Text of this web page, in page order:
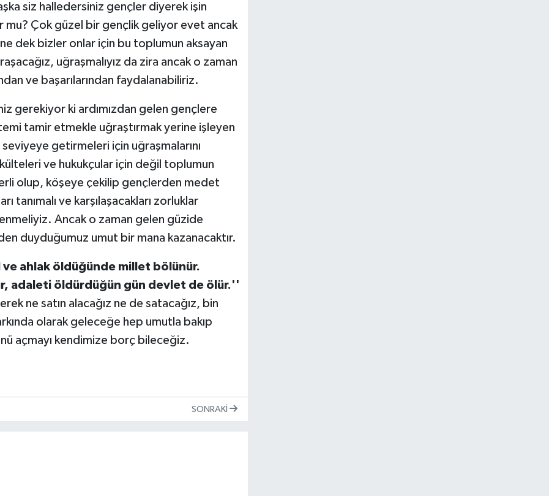
siz halledersiniz gençler diyerek işin
mu? Çok güzel bir gençlik geliyor evet ancak
dek bizler onlar için bu toplumun aksayan
uğraşmalıyız da zira ancak o zaman
ve başarılarından faydalanabiliriz.
gerekiyor ki ardımızdan gelen gençlere
tamir etmekle uğraştırmak yerine işleyen
getirmeleri için uğraşmalarını
ve hukukçular için değil toplumun
olup, köşeye çekilip gençlerden medet
tanımalı ve karşılaşacakları zorluklar
Ancak o zaman gelen güzide
duyduğumuz umut bir mana kazanacaktır.
ve ahlak öldüğünde millet bölünür.
adaleti öldürdüğün gün devlet de ölür.''
ne satın alacağız ne de satacağız, bin
olarak geleceğe hep umutla bakıp
açmayı kendimize borç bileceğiz.
SONRAKI